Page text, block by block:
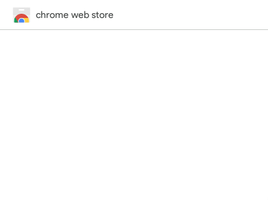
chrome web store